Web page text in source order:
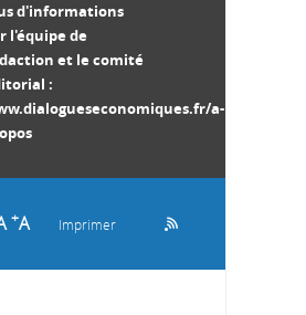
d'informations
l'équipe de
et le comité
:
a-
+A Imprimer